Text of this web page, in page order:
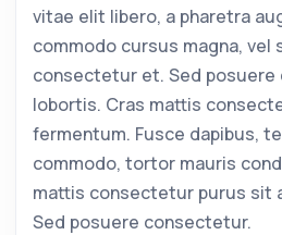
vitae elit libero, a pharetra
commodo cursus magna, vel
consectetur et. Sed
lobortis. Cras mattis
fermentum. Fusce dapibus,
commodo, tortor mauris
mattis consectetur purus sit
Sed posuere consectetur.